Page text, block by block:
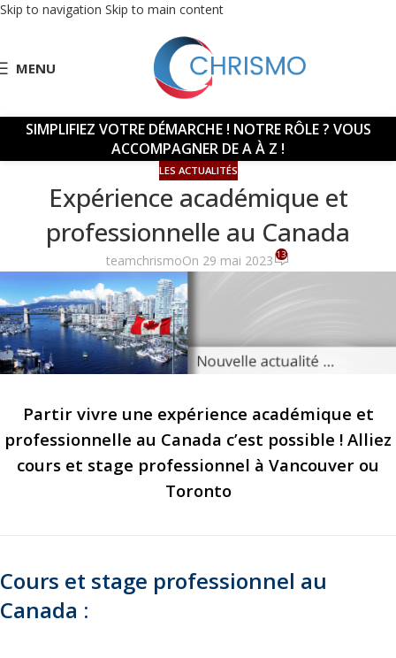
Skip to navigation Skip to main content
MENU
SIMPLIFIEZ VOTRE DÉMARCHE ! NOTRE RÔLE ? VOUS
ACCOMPAGNER DE A À Z !
LES ACTUALITÉS
Expérience académique et
professionnelle au Canada
teamchrismoOn 29 mai 2023 13
Partir vivre une expérience académique et
professionnelle au Canada c’est possible ! Alliez
cours et stage professionnel à Vancouver ou
Toronto
Cours et stage professionnel au
Canada :